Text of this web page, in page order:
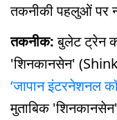
तकनीकी पहलुओं पर
तकनीक:बुलेट ट्रेन
'शिनकानसेन'
‘जापान इंटरनेशनल
मुताबिक